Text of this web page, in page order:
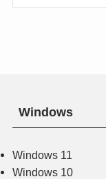
Windows
Windows 11
Windows 10